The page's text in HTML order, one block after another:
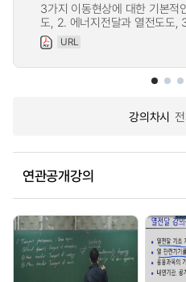
3가지 이동현상에 대한 기본적
도, 2. 에너지전달과 열전도도,
URL
강의차시
연관공개강의